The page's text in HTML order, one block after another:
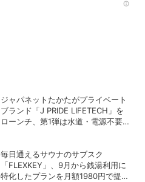
ジャパネットたかたがプライベート
ブランド「J PRIDE LIFETECH」を
ローンチ、第1弾は水道・電源不要
毎日通えるサウナのサブスク
「FLEXKEY」、9月から銭湯利用に
特化したプランを月額1980円で提供